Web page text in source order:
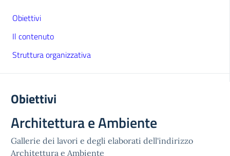
Obiettivi
Il contenuto
Struttura organizzativa
Obiettivi
Architettura e Ambiente
Gallerie dei lavori e degli elaborati dell'indirizzo
Architettura e Ambiente